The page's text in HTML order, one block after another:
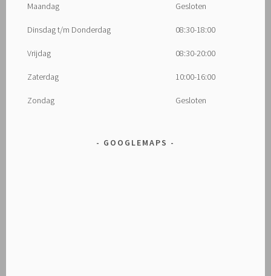
Maandag Gesloten
Dinsdag t/m Donderdag 08:30-18:00
Vrijdag 08:30-20:00
Zaterdag 10:00-16:00
Zondag Gesloten
GOOGLEMAPS